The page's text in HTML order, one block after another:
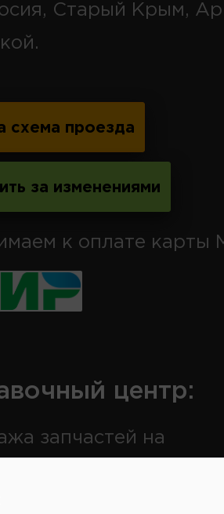
Старый Крым,
схема проезда
за изменениями
к оплате карты
центр:
запчастей на
авто